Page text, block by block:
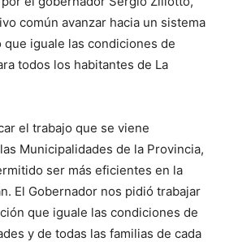
común avanzar hacia un sistema
iguale las condiciones de
todos los habitantes de La
el trabajo que se viene
Municipalidades de la Provincia,
ser más eficientes en la
El Gobernador nos pidió trabajar
que iguale las condiciones de
y de todas las familias de cada